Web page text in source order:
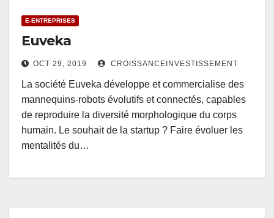
E-ENTREPRISES
Euveka
OCT 29, 2019 CROISSANCEINVESTISSEMENT
La société Euveka développe et commercialise des
mannequins-robots évolutifs et connectés, capables
de reproduire la diversité morphologique du corps
humain. Le souhait de la startup ? Faire évoluer les
mentalités du…